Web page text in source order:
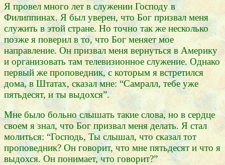
Я провел много лет в служении Господу в
Филиппинах. Я был уверен, что Бог призвал меня
служить в этой стране. Но точно так же несколько
позже я поверил в то, что Бог меняет мое
направление. Он призвал меня вернуться в Америку
и организовать там телевизионное служение. Однако
первый же проповедник, с которым я встретился
дома, в Штатах, сказал мне: “Самралл, тебе уже
пятьдесят, и ты выдохся”.
Мне было больно слышать такие слова, но в сердце
своем я знал, что Бог призвал меня делать. Я стал
молиться: “Господь, Ты слышал, что сказал тот
проповедник? Он говорит, что мне пятьдесят и что я
выдохся. Он понимает, что говорит?”